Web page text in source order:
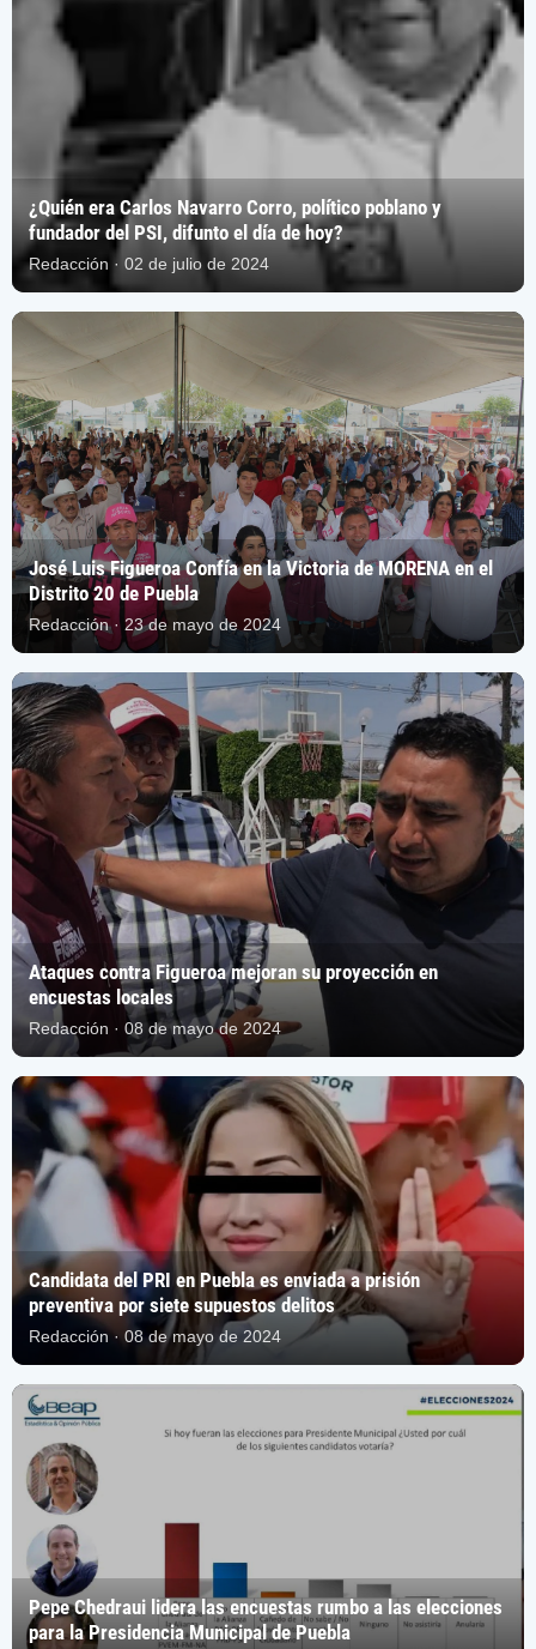
¿Quién era Carlos Navarro Corro, político poblano y
fundador del PSI, difunto el día de hoy?
Redacción · 02 de julio de 2024
José Luis Figueroa Confía en la Victoria de MORENA en el
Distrito 20 de Puebla
Redacción · 23 de mayo de 2024
Ataques contra Figueroa mejoran su proyección en
encuestas locales
Redacción · 08 de mayo de 2024
Candidata del PRI en Puebla es enviada a prisión
preventiva por siete supuestos delitos
Redacción · 08 de mayo de 2024
Pepe Chedraui lidera las encuestas rumbo a las elecciones
para la Presidencia Municipal de Puebla